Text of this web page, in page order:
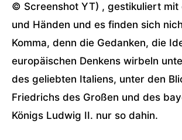
© Screenshot YT) , gestikuliert mit
und Händen und es finden sich
Komma, denn die Gedanken, die
europäischen Denkens wirbeln
des geliebten Italiens, unter den
Friedrichs des Großen und des
Königs Ludwig II. nur so dahin.